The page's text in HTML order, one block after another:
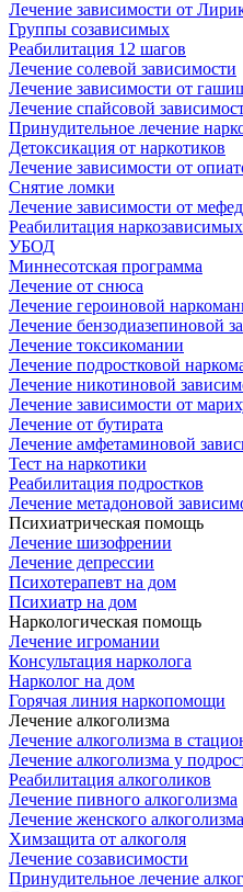
Лечение зависимости от
Группы созависимых
Реабилитация 12 шагов
Лечение солевой зависимости
Лечение зависимости от
Лечение спайсовой
Принудительное лечение
Детоксикация от наркотиков
Лечение зависимости от
Снятие ломки
Лечение зависимости от
Реабилитация наркозависимых
УБОД
Миннесотская программа
Лечение от снюса
Лечение героиновой
Лечение бензодиазепиновой
Лечение токсикомании
Лечение подростковой
Лечение никотиновой
Лечение зависимости от
Лечение от бутирата
Лечение амфетаминовой
Тест на наркотики
Реабилитация подростков
Лечение метадоновой
Психиатрическая помощь
Лечение шизофрении
Лечение депрессии
Психотерапевт на дом
Психиатр на дом
Наркологическая помощь
Лечение игромании
Консультация нарколога
Нарколог на дом
Горячая линия наркопомощи
Лечение алкоголизма
Лечение алкоголизма в
Лечение алкоголизма у
Реабилитация алкоголиков
Лечение пивного алкоголизма
Лечение женского алкоголизма
Химзащита от алкоголя
Лечение созависимости
Принудительное лечение